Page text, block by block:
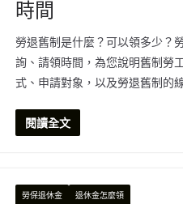
時間
勞退舊制是什麼？可以領多少？
詢、請領時間，為您說明舊制勞
式、申請對象，以及勞退舊制的
閱讀全文
勞保退休金 退休金怎麼領